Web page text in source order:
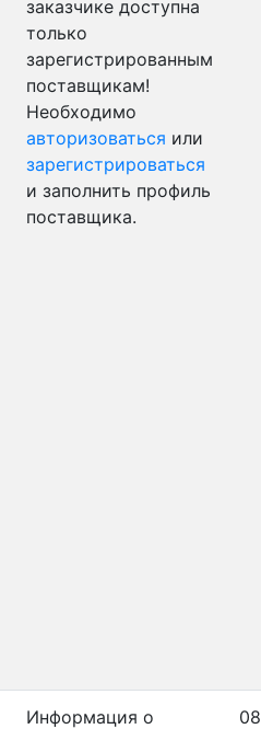
заказчике доступна
только
зарегистрированным
поставщикам!
Необходимо
авторизоваться или
зарегистрироваться
и заполнить профиль
поставщика.
Информация о